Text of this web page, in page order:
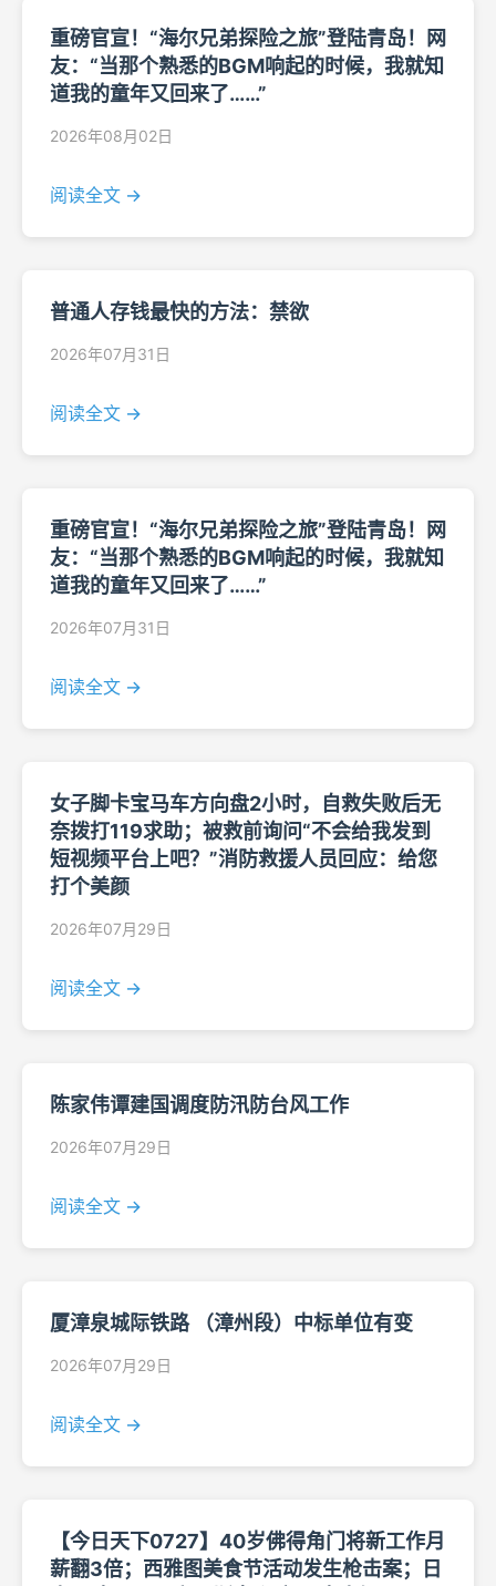
重磅官宣！“海尔兄弟探险之旅”登陆青岛！网
友：“当那个熟悉的BGM响起的时候，我就知
道我的童年又回来了……”
2026年08月02日
阅读全文 →
普通人存钱最快的方法：禁欲
2026年07月31日
阅读全文 →
重磅官宣！“海尔兄弟探险之旅”登陆青岛！网
友：“当那个熟悉的BGM响起的时候，我就知
道我的童年又回来了……”
2026年07月31日
阅读全文 →
女子脚卡宝马车方向盘2小时，自救失败后无
奈拨打119求助；被救前询问“不会给我发到
短视频平台上吧？”消防救援人员回应：给您
打个美颜
2026年07月29日
阅读全文 →
陈家伟谭建国调度防汛防台风工作
2026年07月29日
阅读全文 →
厦漳泉城际铁路 （漳州段）中标单位有变
2026年07月29日
阅读全文 →
【今日天下0727】40岁佛得角门将新工作月
薪翻3倍；西雅图美食节活动发生枪击案；日